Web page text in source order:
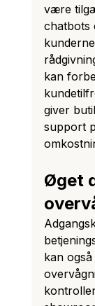
være
chatbots
kan
giver
support
Øget
kan